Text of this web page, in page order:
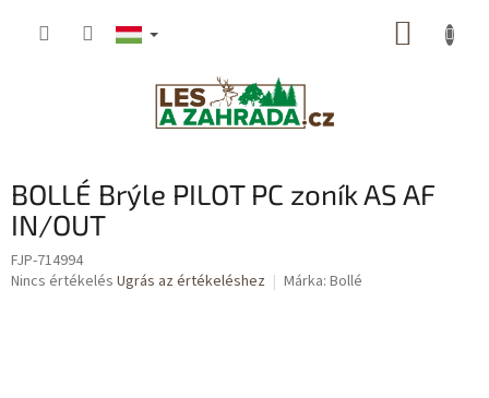
KOSÁR
BOLLÉ Brýle PILOT PC zoník AS AF
IN/OUT
FJP-714994
A
Nincs értékelés Ugrás az értékeléshez Márka: Bollé